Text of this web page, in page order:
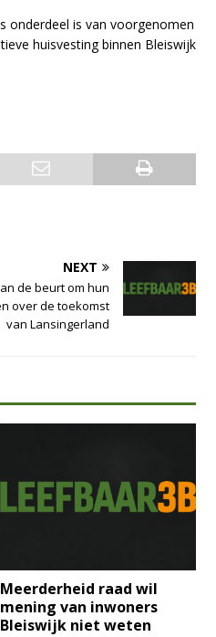
onderdeel is van voorgenomen
huisvesting binnen Bleiswijk
NEXT
de beurt om hun
over de toekomst
van Lansingerland
Meerderheid raad wil
mening van inwoners
Bleiswijk niet weten